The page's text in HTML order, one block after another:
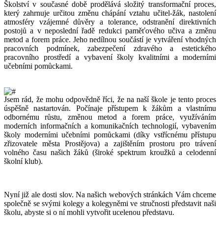
Školství v současné době prodělává složitý transformační proces,
který zahrnuje určitou změnu chápání vztahu učitel-žák, nastolení
atmosféry vzájemné důvěry a tolerance, odstranění direktivních
postojů a v neposlední řadě redukci paměťového učiva a změnu
metod a forem práce. Jeho nedílnou součástí je vytváření vhodných
pracovních podmínek, zabezpečení zdravého a estetického
pracovního prostředí a vybavení školy kvalitními a moderními
učebními pomůckami.
Jsem rád, že mohu odpovědně říci, že na naší škole je tento proces
úspěšně nastartován. Počínaje přístupem k žákům a vlastnímu
odbornému růstu, změnou metod a forem práce, využíváním
moderních informačních a komunikačních technologií, vybavením
školy moderními učebními pomůckami (díky vstřícnému přístupu
zřizovatele města Prostějova) a zajištěním prostoru pro trávení
volného času našich žáků (široké spektrum kroužků a celodenní
školní klub).
Nyní již ale dosti slov. Na našich webových stránkách Vám chceme
společně se svými kolegy a kolegyněmi ve stručnosti představit naši
školu, abyste si o ní mohli vytvořit ucelenou představu.